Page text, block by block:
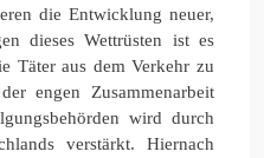
die Entwicklung neuer,
dieses Wettrüsten ist es
Täter aus dem Verkehr zu
engen Zusammenarbeit
wird durch
verstärkt. Hiernach